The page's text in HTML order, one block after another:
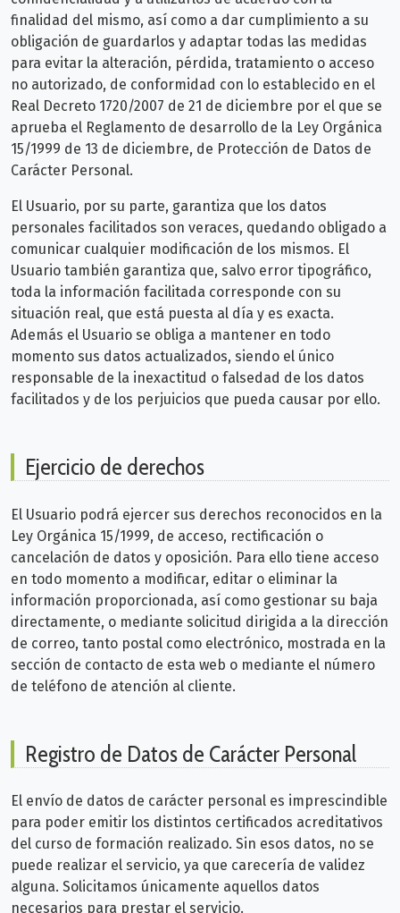
finalidad del mismo, así como a dar cumplimiento a su
obligación de guardarlos y adaptar todas las medidas
para evitar la alteración, pérdida, tratamiento o acceso
no autorizado, de conformidad con lo establecido en el
Real Decreto 1720/2007 de 21 de diciembre por el que se
aprueba el Reglamento de desarrollo de la Ley Orgánica
15/1999 de 13 de diciembre, de Protección de Datos de
Carácter Personal.
El Usuario, por su parte, garantiza que los datos
personales facilitados son veraces, quedando obligado a
comunicar cualquier modificación de los mismos. El
Usuario también garantiza que, salvo error tipográfico,
toda la información facilitada corresponde con su
situación real, que está puesta al día y es exacta.
Además el Usuario se obliga a mantener en todo
momento sus datos actualizados, siendo el único
responsable de la inexactitud o falsedad de los datos
facilitados y de los perjuicios que pueda causar por ello.
Ejercicio de derechos
El Usuario podrá ejercer sus derechos reconocidos en la
Ley Orgánica 15/1999, de acceso, rectificación o
cancelación de datos y oposición. Para ello tiene acceso
en todo momento a modificar, editar o eliminar la
información proporcionada, así como gestionar su baja
directamente, o mediante solicitud dirigida a la dirección
de correo, tanto postal como electrónico, mostrada en la
sección de contacto de esta web o mediante el número
de teléfono de atención al cliente.
Registro de Datos de Carácter Personal
El envío de datos de carácter personal es imprescindible
para poder emitir los distintos certificados acreditativos
del curso de formación realizado. Sin esos datos, no se
puede realizar el servicio, ya que carecería de validez
alguna. Solicitamos únicamente aquellos datos
necesarios para prestar el servicio.